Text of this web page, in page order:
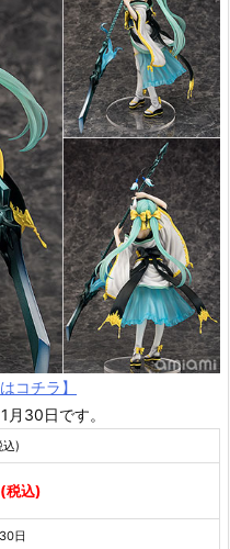
コチラ】
30日です。
)
税込)
日